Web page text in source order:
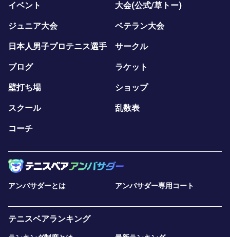
イベント 大会(公式/草トー)
ジュニア大会 ベテラン大会
日本人男子プロテニス選手 サークル
ブログ ラケット
壁打ち場 ショップ
スクール 乱数表
コーチ
アンバサダーとは アンバサダー専用コート
テニスベアランキング